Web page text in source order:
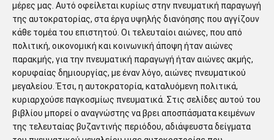
μέρες μας. Αυτό οφείλεται κυρίως στην πνευματική παραγωγή
της αυτοκρατορίας, στα έργα υψηλής διανόησης που αγγίζουν
κάθε τομέα του επιστητού. Οι τελευταίοι αιώνες, που από
πολιτική, οικονομική και κοινωνική άποψη ήταν αιώνες
παρακμής, για την πνευματική παραγωγή ήταν αιώνες ακμής,
κορυφαίας δημιουργίας, με έναν λόγο, αιώνες πνευματικού
μεγαλείου. Έτσι, η αυτοκρατορία, καταλυόμενη πολιτικά,
κυριαρχούσε παγκοσμίως πνευματικά. Στις σελίδες αυτού του
βιβλίου μπορεί ο αναγνώστης να βρει αποσπάσματα κειμένων
της τελευταίας βυζαντινής περιόδου, αδιάψευστα δείγματα